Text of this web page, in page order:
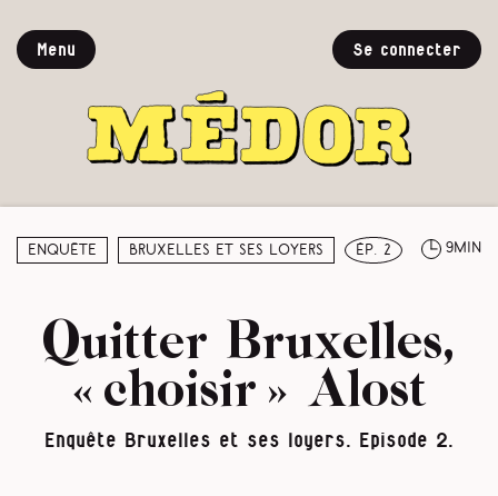
Menu Se connecter
Enquête Bruxelles et ses loyers ép. 2 9min
Quitter Bruxelles,
« choisir » Alost
Enquête Bruxelles et ses loyers. Episode 2.